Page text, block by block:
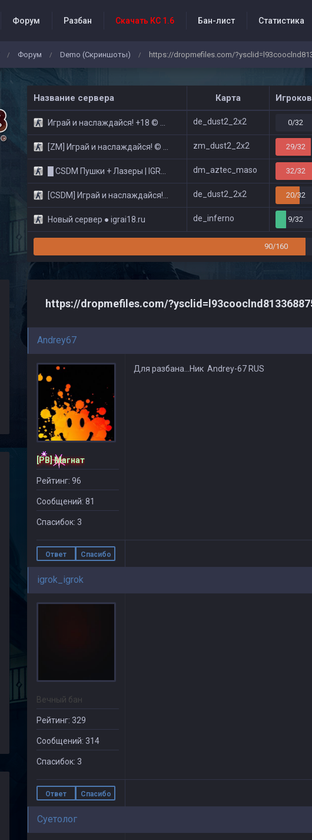
Форум Разбан Скачать КС 1.6 Бан-лист Статистика
События проекта
/ Форум / Demo (Скриншоты) / https://dropmefiles.com/
Название сервера Карта Игроков
Играй и наслаждайся! +18 © Public de_dust2_2x2 0/32
[ZM] Играй и наслаждайся! © Zombie Show zm_dust2_2x2 29/32
█ CSDM Пушки + Лазеры | IGRAI18.RU ツ █ dm_aztec_maso 32/32
[CSDM] Играй и наслаждайся! © Classic de_dust2_2x2 20/32
Новый сервер ● igrai18.ru de_inferno 9/32
90/160
https://dropmefiles.com/
Andrey67
[PB] Магнат
Рейтинг: 96
Сообщений: 81
Спасибок: 3
Для разбана...Ник Andrey-67 RUS
Ответ Спасибо
igrok_igrok
Вечный бан
Рейтинг: 329
Сообщений: 314
Спасибок: 3
Ответ Спасибо
Суетолог